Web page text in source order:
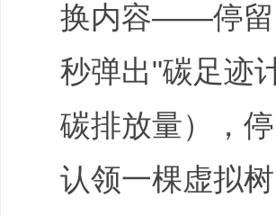
换内容——停留
秒弹出"碳足迹
碳排放量），
认领一棵虚拟